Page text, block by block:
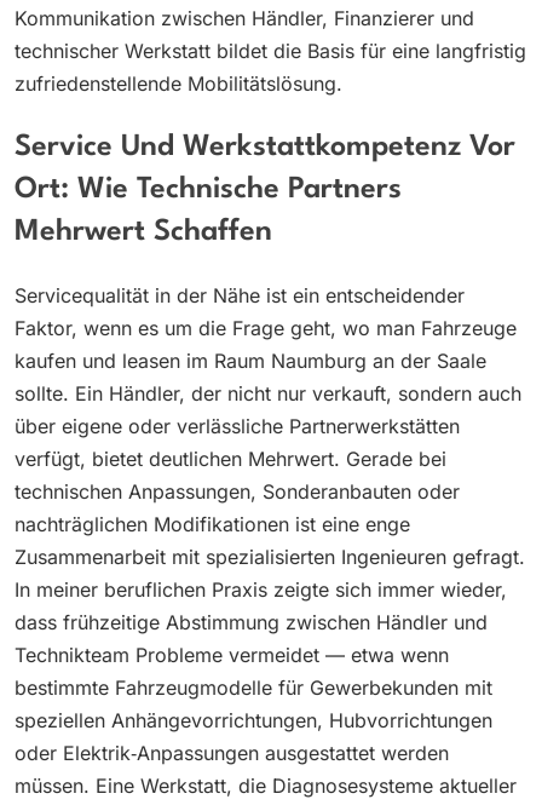
Kommunikation zwischen Händler, Finanzierer und
technischer Werkstatt bildet die Basis für eine langfristig
zufriedenstellende Mobilitätslösung.
Service Und Werkstattkompetenz Vor
Ort: Wie Technische Partners
Mehrwert Schaffen
Servicequalität in der Nähe ist ein entscheidender
Faktor, wenn es um die Frage geht, wo man Fahrzeuge
kaufen und leasen im Raum Naumburg an der Saale
sollte. Ein Händler, der nicht nur verkauft, sondern auch
über eigene oder verlässliche Partnerwerkstätten
verfügt, bietet deutlichen Mehrwert. Gerade bei
technischen Anpassungen, Sonderanbauten oder
nachträglichen Modifikationen ist eine enge
Zusammenarbeit mit spezialisierten Ingenieuren gefragt.
In meiner beruflichen Praxis zeigte sich immer wieder,
dass frühzeitige Abstimmung zwischen Händler und
Technikteam Probleme vermeidet — etwa wenn
bestimmte Fahrzeugmodelle für Gewerbekunden mit
speziellen Anhängevorrichtungen, Hubvorrichtungen
oder Elektrik‑Anpassungen ausgestattet werden
müssen. Eine Werkstatt, die Diagnosesysteme aktueller